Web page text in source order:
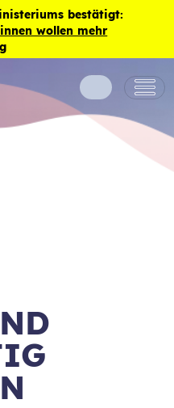
bestätigt:
wollen mehr